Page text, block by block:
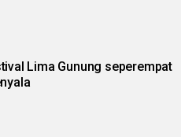
Lima Gunung seperempat